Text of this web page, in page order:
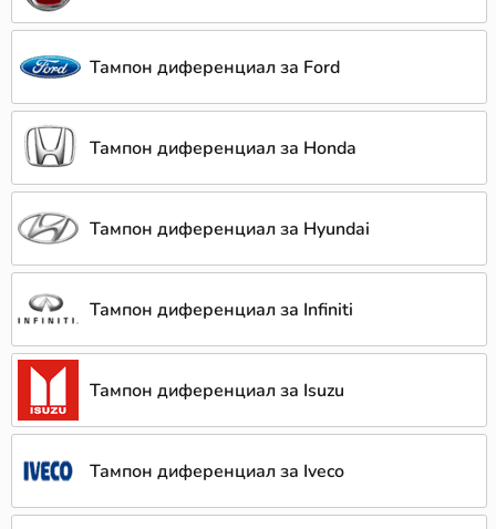
Тампон диференциал за Ford
Тампон диференциал за Honda
Тампон диференциал за Hyundai
Тампон диференциал за Infiniti
Тампон диференциал за Isuzu
Тампон диференциал за Iveco